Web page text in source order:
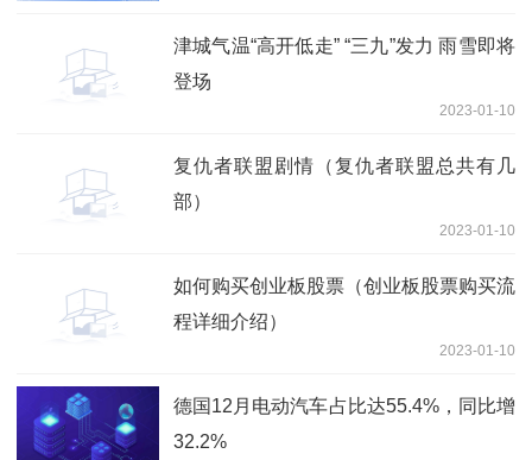
津城气温“高开低走” “三九”发力 雨雪即将
登场
2023-01-10
复仇者联盟剧情（复仇者联盟总共有几
部）
2023-01-10
如何购买创业板股票（创业板股票购买流
程详细介绍）
2023-01-10
德国12月电动汽车占比达55.4%，同比增
32.2%